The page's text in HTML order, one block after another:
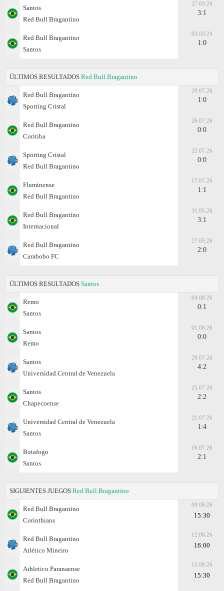
Santos
Red Bull Bragantino
27.03.24
3:1
Red Bull Bragantino
Santos
03.03.24
1:0
ÚLTIMOS RESULTADOS Red Bull Bragantino
Red Bull Bragantino
Sporting Cristal
29.07.26
1:0
Red Bull Bragantino
Coritiba
26.07.26
0:0
Sporting Cristal
Red Bull Bragantino
22.07.26
0:0
Fluminense
Red Bull Bragantino
17.07.26
1:1
Red Bull Bragantino
Internacional
31.05.26
3:1
Red Bull Bragantino
Carabobo FC
27.05.26
2:0
ÚLTIMOS RESULTADOS Santos
Remo
Santos
04.08.26
0:1
Santos
Remo
01.08.26
0:0
Santos
Universidad Central de Venezuela
28.07.26
4:2
Santos
Chapecoense
25.07.26
2:2
Universidad Central de Venezuela
Santos
21.07.26
1:4
Botafogo
Santos
16.07.26
2:1
SIGUIENTES JUEGOS Red Bull Bragantino
Red Bull Bragantino
Corinthians
09.08.26
15:30
Red Bull Bragantino
Atlético Mineiro
12.08.26
16:00
Athletico Paranaense
Red Bull Bragantino
15.08.26
15:30